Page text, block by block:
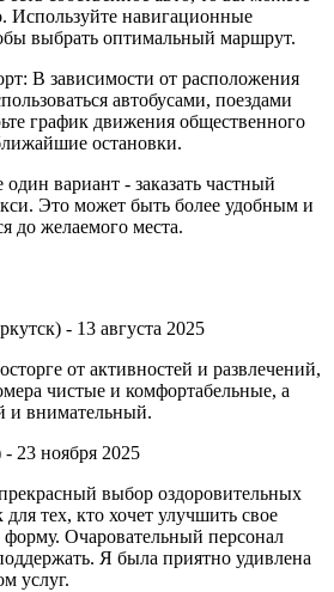
Используйте навигационные
выбрать оптимальный маршрут.
В зависимости от расположения
автобусами, поездами
график движения общественного
остановки.
вариант - заказать частный
Это может быть более удобным и
до желаемого места.
- 13 августа 2025
от активностей и развлечений,
чистые и комфортабельные, а
и внимательный.
- 23 ноября 2025
выбор оздоровительных
тех, кто хочет улучшить свое
Очаровательный персонал
Я была приятно удивлена
услуг.